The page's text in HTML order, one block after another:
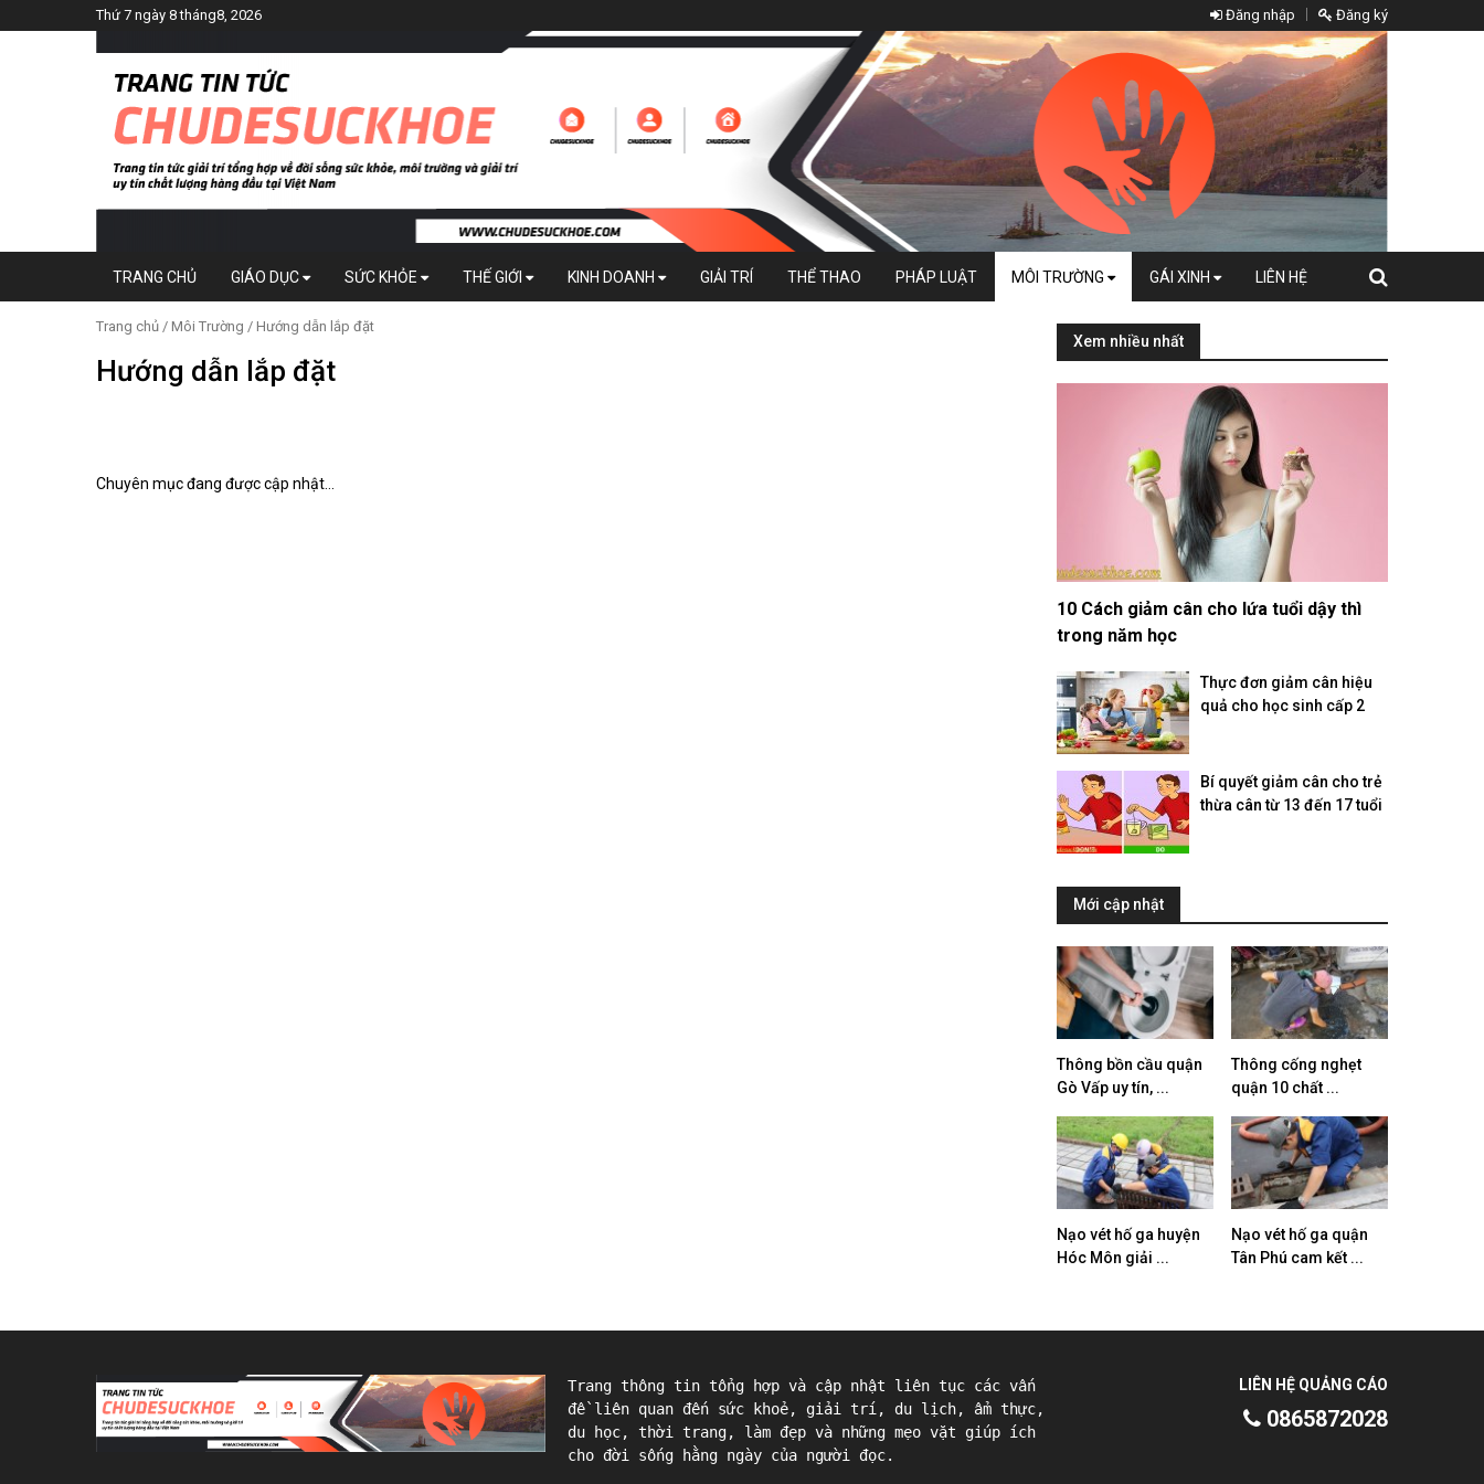
Thứ 7 ngày 8 tháng8, 2026 Đăng nhập Đăng ký
TRANG CHỦ GIÁO DỤC SỨC KHỎE THẾ GIỚI KINH DOANH GIẢI TRÍ THỂ THAO PHÁP LUẬT MÔI TRƯỜNG GÁI XINH LIÊN HỆ
Trang chủ / Môi Trường / Hướng dẫn lắp đặt
Hướng dẫn lắp đặt
Chuyên mục đang được cập nhật...
Xem nhiều nhất
10 Cách giảm cân cho lứa tuổi dậy thì
trong năm học
Thực đơn giảm cân hiệu
quả cho học sinh cấp 2
Bí quyết giảm cân cho trẻ
thừa cân từ 13 đến 17 tuổi
Mới cập nhật
Thông bồn cầu quận
Gò Vấp uy tín, ...
Thông cống nghẹt
quận 10 chất ...
Nạo vét hố ga huyện
Hóc Môn giải ...
Nạo vét hố ga quận
Tân Phú cam kết ...
Trang thông tin tổng hợp và cập nhật liên tục các vấn
đề liên quan đến sức khoẻ, giải trí, du lịch, ẩm thực,
du học, thời trang, làm đẹp và những mẹo vặt giúp ích
cho đời sống hằng ngày của người đọc.
LIÊN HỆ QUẢNG CÁO
0865872028